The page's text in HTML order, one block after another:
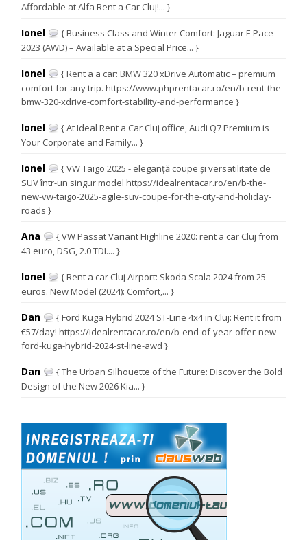
Affordable at Alfa Rent a Car Cluj!... }
Ionel
{ Business Class and Winter Comfort: Jaguar F-Pace
2023 (AWD) – Available at a Special Price... }
Ionel
{ Rent a a car: BMW 320 xDrive Automatic – premium
comfort for any trip. https://www.phprentacar.ro/en/b-rent-the-
bmw-320-xdrive-comfort-stability-and-performance }
Ionel
{ At Ideal Rent a Car Cluj office, Audi Q7 Premium is
Your Corporate and Family... }
Ionel
{ VW Taigo 2025 - eleganță coupe și versatilitate de
SUV într-un singur model https://idealrentacar.ro/en/b-the-
new-vw-taigo-2025-agile-suv-coupe-for-the-city-and-holiday-
roads }
Ana
{ VW Passat Variant Highline 2020: rent a car Cluj from
43 euro, DSG, 2.0 TDI.... }
Ionel
{ Rent a car Cluj Airport: Skoda Scala 2024 from 25
euros. New Model (2024): Comfort,... }
Dan
{ Ford Kuga Hybrid 2024 ST-Line 4x4 in Cluj: Rent it from
€57/day! https://idealrentacar.ro/en/b-end-of-year-offer-new-
ford-kuga-hybrid-2024-st-line-awd }
Dan
{ The Urban Silhouette of the Future: Discover the Bold
Design of the New 2026 Kia... }